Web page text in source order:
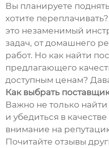
Вы планируете
хотите
это незаменимый
задач, от домашнего
работ. Но как найти
предлагающего
доступным ценам?
Как выбрать
Важно не только
и убедиться в
внимание на
Почитайте отзывы